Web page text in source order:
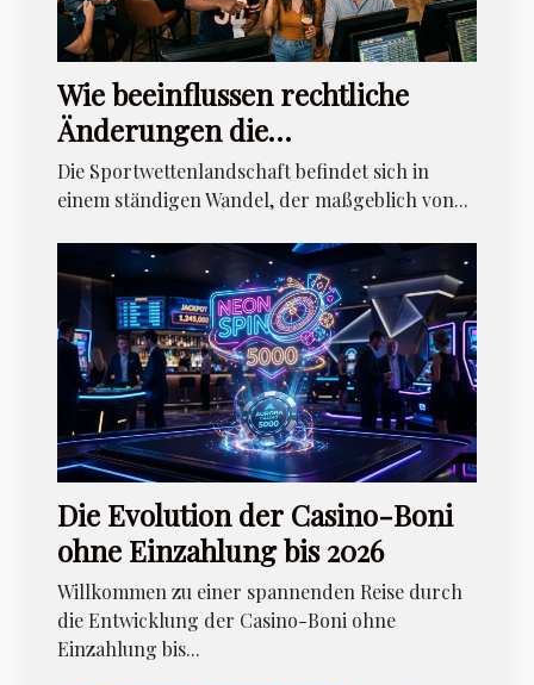
Wie beeinflussen rechtliche
Änderungen die
Sportwettenlandschaft?
Die Sportwettenlandschaft befindet sich in
einem ständigen Wandel, der maßgeblich von...
Die Evolution der Casino-Boni
ohne Einzahlung bis 2026
Willkommen zu einer spannenden Reise durch
die Entwicklung der Casino-Boni ohne
Einzahlung bis...